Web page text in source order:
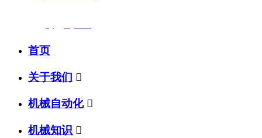
首页
关于我们 
机械自动化 
机械知识 